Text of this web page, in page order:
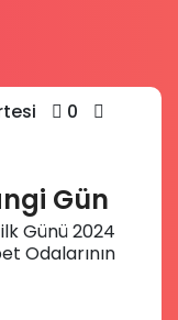
0
Gün
ilk Günü 2024
Odalarının